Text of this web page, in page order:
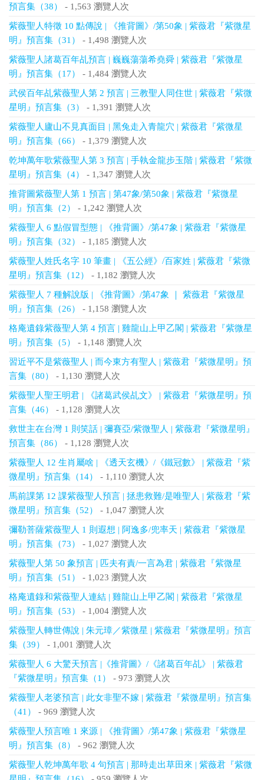
預言集（38）
- 1,563 瀏覽人次
紫薇聖人特徵 10 點傳說 | 《推背圖》/第50象 | 紫薇君『紫微星
明』預言集（31）
- 1,498 瀏覽人次
紫薇聖人諸葛百年乩預言 | 巍巍蕩蕩希堯舜 | 紫薇君『紫微星
明』預言集（17）
- 1,484 瀏覽人次
武侯百年乩紫薇聖人第 2 預言 | 三教聖人同住世 | 紫薇君『紫微
星明』預言集（3）
- 1,391 瀏覽人次
紫薇聖人廬山不見真面目 | 黑兔走入青龍穴 | 紫薇君『紫微星
明』預言集（66）
- 1,379 瀏覽人次
乾坤萬年歌紫薇聖人第 3 預言 | 手執金龍步玉階 | 紫薇君『紫微
星明』預言集（4）
- 1,347 瀏覽人次
推背圖紫薇聖人第 1 預言 | 第47象/第50象 | 紫薇君『紫微星
明』預言集（2）
- 1,242 瀏覽人次
紫薇聖人 6 點假冒型態 | 《推背圖》/第47象 | 紫薇君『紫微星
明』預言集（32）
- 1,185 瀏覽人次
紫薇聖人姓氏名字 10 筆畫 | 《五公經》/百家姓 | 紫薇君『紫微
星明』預言集（12）
- 1,182 瀏覽人次
紫薇聖人 7 種解說版 | 《推背圖》/第47象 ｜ 紫薇君『紫微星
明』預言集（26）
- 1,158 瀏覽人次
格庵遺錄紫薇聖人第 4 預言 | 雞龍山上甲乙閣 | 紫薇君『紫微星
明』預言集（5）
- 1,148 瀏覽人次
習近平不是紫薇聖人 | 而今東方有聖人 | 紫薇君『紫微星明』預
言集（80）
- 1,130 瀏覽人次
紫薇聖人聖王明君 | 《諸葛武侯乩文》 | 紫薇君『紫微星明』預
言集（46）
- 1,128 瀏覽人次
救世主在台灣 1 則笑話 | 彌賽亞/紫微聖人 | 紫薇君『紫微星明』
預言集（86）
- 1,128 瀏覽人次
紫薇聖人 12 生肖屬啥 | 《透天玄機》/《鐵冠數》 | 紫薇君『紫
微星明』預言集（14）
- 1,110 瀏覽人次
馬前課第 12 課紫薇聖人預言 | 拯患救難/是唯聖人 | 紫薇君『紫
微星明』預言集（52）
- 1,047 瀏覽人次
彌勒菩薩紫薇聖人 1 則遐想 | 阿逸多/兜率天 | 紫薇君『紫微星
明』預言集（73）
- 1,027 瀏覽人次
紫薇聖人第 50 象預言 | 匹夫有責/一言為君 | 紫薇君『紫微星
明』預言集（51）
- 1,023 瀏覽人次
格庵遺錄和紫薇聖人連結 | 雞龍山上甲乙閣 | 紫薇君『紫微星
明』預言集（53）
- 1,004 瀏覽人次
紫薇聖人轉世傳說 | 朱元璋／紫微星 | 紫薇君『紫微星明』預言
集（39）
- 1,001 瀏覽人次
紫薇聖人 6 大驚天預言 |《推背圖》/《諸葛百年乩》 | 紫薇君
『紫微星明』預言集（1）
- 973 瀏覽人次
紫薇聖人老婆預言 | 此女非聖不嫁 | 紫薇君『紫微星明』預言集
（41）
- 969 瀏覽人次
紫薇聖人預言唯 1 來源 | 《推背圖》/第47象 | 紫薇君『紫微星
明』預言集（8）
- 962 瀏覽人次
紫薇聖人乾坤萬年歌 4 句預言 | 那時走出草田來 | 紫薇君『紫微